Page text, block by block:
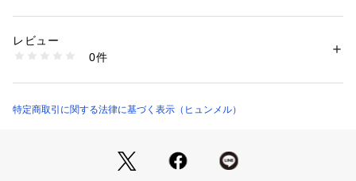
21P,2122P)がおすすめです
素材：素材：<本体>ポリエステル100% <リブ部分>ポリエステル95%･ポ
生産国：中国製
1087700000045
レビュー
0件
特定商取引に関する法律に基づく表示（ヒュンメル）